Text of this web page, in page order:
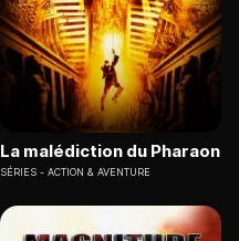
La malédiction du Pharaon
SÉRIES ACTION & AVENTURE